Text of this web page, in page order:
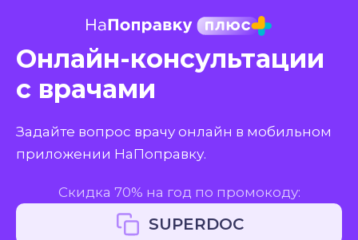
Онлайн-консультации
с врачами
Задайте вопрос врачу онлайн в мобильном
приложении НаПоправку.
Скидка 70% на год по промокоду:
SUPERDOC